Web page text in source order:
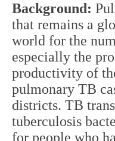
Background:
that remains a
world for the
especially the
productivity of
pulmonary TB
districts. TB
tuberculosis
for people who